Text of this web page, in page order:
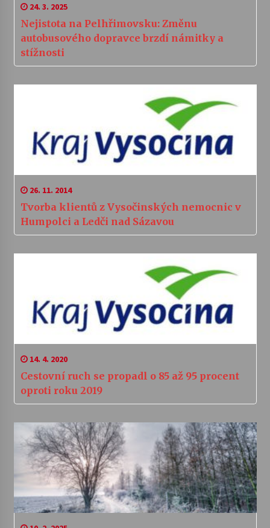
24. 3. 2025
Nejistota na Pelhřimovsku: Změnu
autobusového dopravce brzdí námitky a
stížnosti
26. 11. 2014
Tvorba klientů z Vysočinských nemocnic v
Humpolci a Ledči nad Sázavou
14. 4. 2020
Cestovní ruch se propadl o 85 až 95 procent
oproti roku 2019